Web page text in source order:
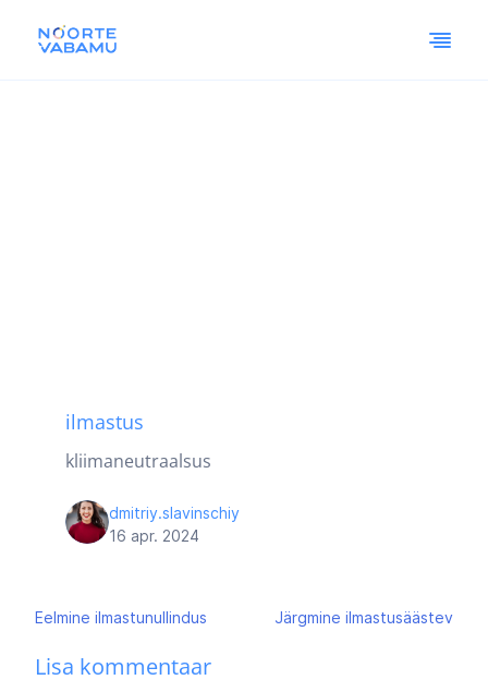
ilmastus
kliimaneutraalsus
dmitriy.slavinschiy
16 apr. 2024
Navigeerimine
Eelmine ilmastunullindus Järgmine ilmastusäästev
Lisa kommentaar